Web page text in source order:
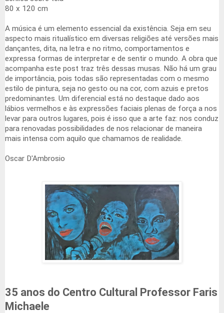
80 x 120 cm
A música é um elemento essencial da existência. Seja em seu
aspecto mais ritualístico em diversas religiões até versões mais
dançantes, dita, na letra e no ritmo, comportamentos e
expressa formas de interpretar e de sentir o mundo. A obra que
acompanha este post traz três dessas musas. Não há um grau
de importância, pois todas são representadas com o mesmo
estilo de pintura, seja no gesto ou na cor, com azuis e pretos
predominantes. Um diferencial está no destaque dado aos
lábios vermelhos e às expressões faciais plenas de força a nos
levar para outros lugares, pois é isso que a arte faz: nos conduz
para renovadas possibilidades de nos relacionar de maneira
mais intensa com aquilo que chamamos de realidade.
Oscar D'Ambrosio
35 anos do Centro Cultural Professor Faris
Michaele